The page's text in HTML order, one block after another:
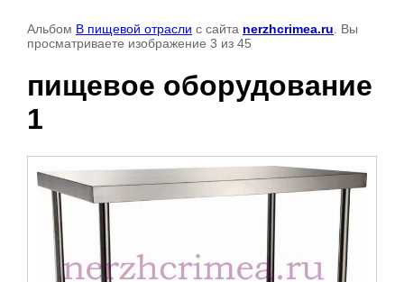
Альбом В пищевой отрасли с сайта nerzhcrimea.ru . Вы
просматриваете изображение 3 из 45
пищевое оборудование
1